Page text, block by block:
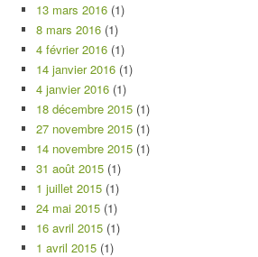
13 mars 2016 (1)
8 mars 2016 (1)
4 février 2016 (1)
14 janvier 2016 (1)
4 janvier 2016 (1)
18 décembre 2015 (1)
27 novembre 2015 (1)
14 novembre 2015 (1)
31 août 2015 (1)
1 juillet 2015 (1)
24 mai 2015 (1)
16 avril 2015 (1)
1 avril 2015 (1)